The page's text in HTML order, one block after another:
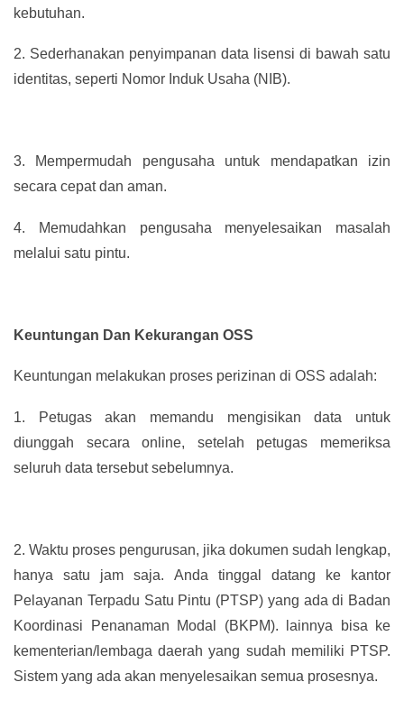
kebutuhan.
2. Sederhanakan penyimpanan data lisensi di bawah satu
identitas, seperti Nomor Induk Usaha (NIB).
3.
Mempermudah pengusaha untuk mendapatkan izin
secara cepat dan aman.
4.
Memudahkan pengusaha menyelesaikan masalah
melalui satu pintu.
Keuntungan Dan Kekurangan OSS
Keuntungan melakukan proses perizinan di OSS adalah:
1.
Petugas akan memandu mengisikan data untuk
diunggah secara online, setelah petugas memeriksa
seluruh data tersebut sebelumnya.
2. Waktu proses pengurusan, jika dokumen sudah lengkap,
hanya satu jam saja. Anda tinggal datang ke kantor
Pelayanan Terpadu Satu Pintu (PTSP) yang ada di Badan
Koordinasi Penanaman Modal (BKPM). lainnya bisa ke
kementerian/lembaga daerah yang sudah memiliki PTSP.
Sistem yang ada akan menyelesaikan semua prosesnya.